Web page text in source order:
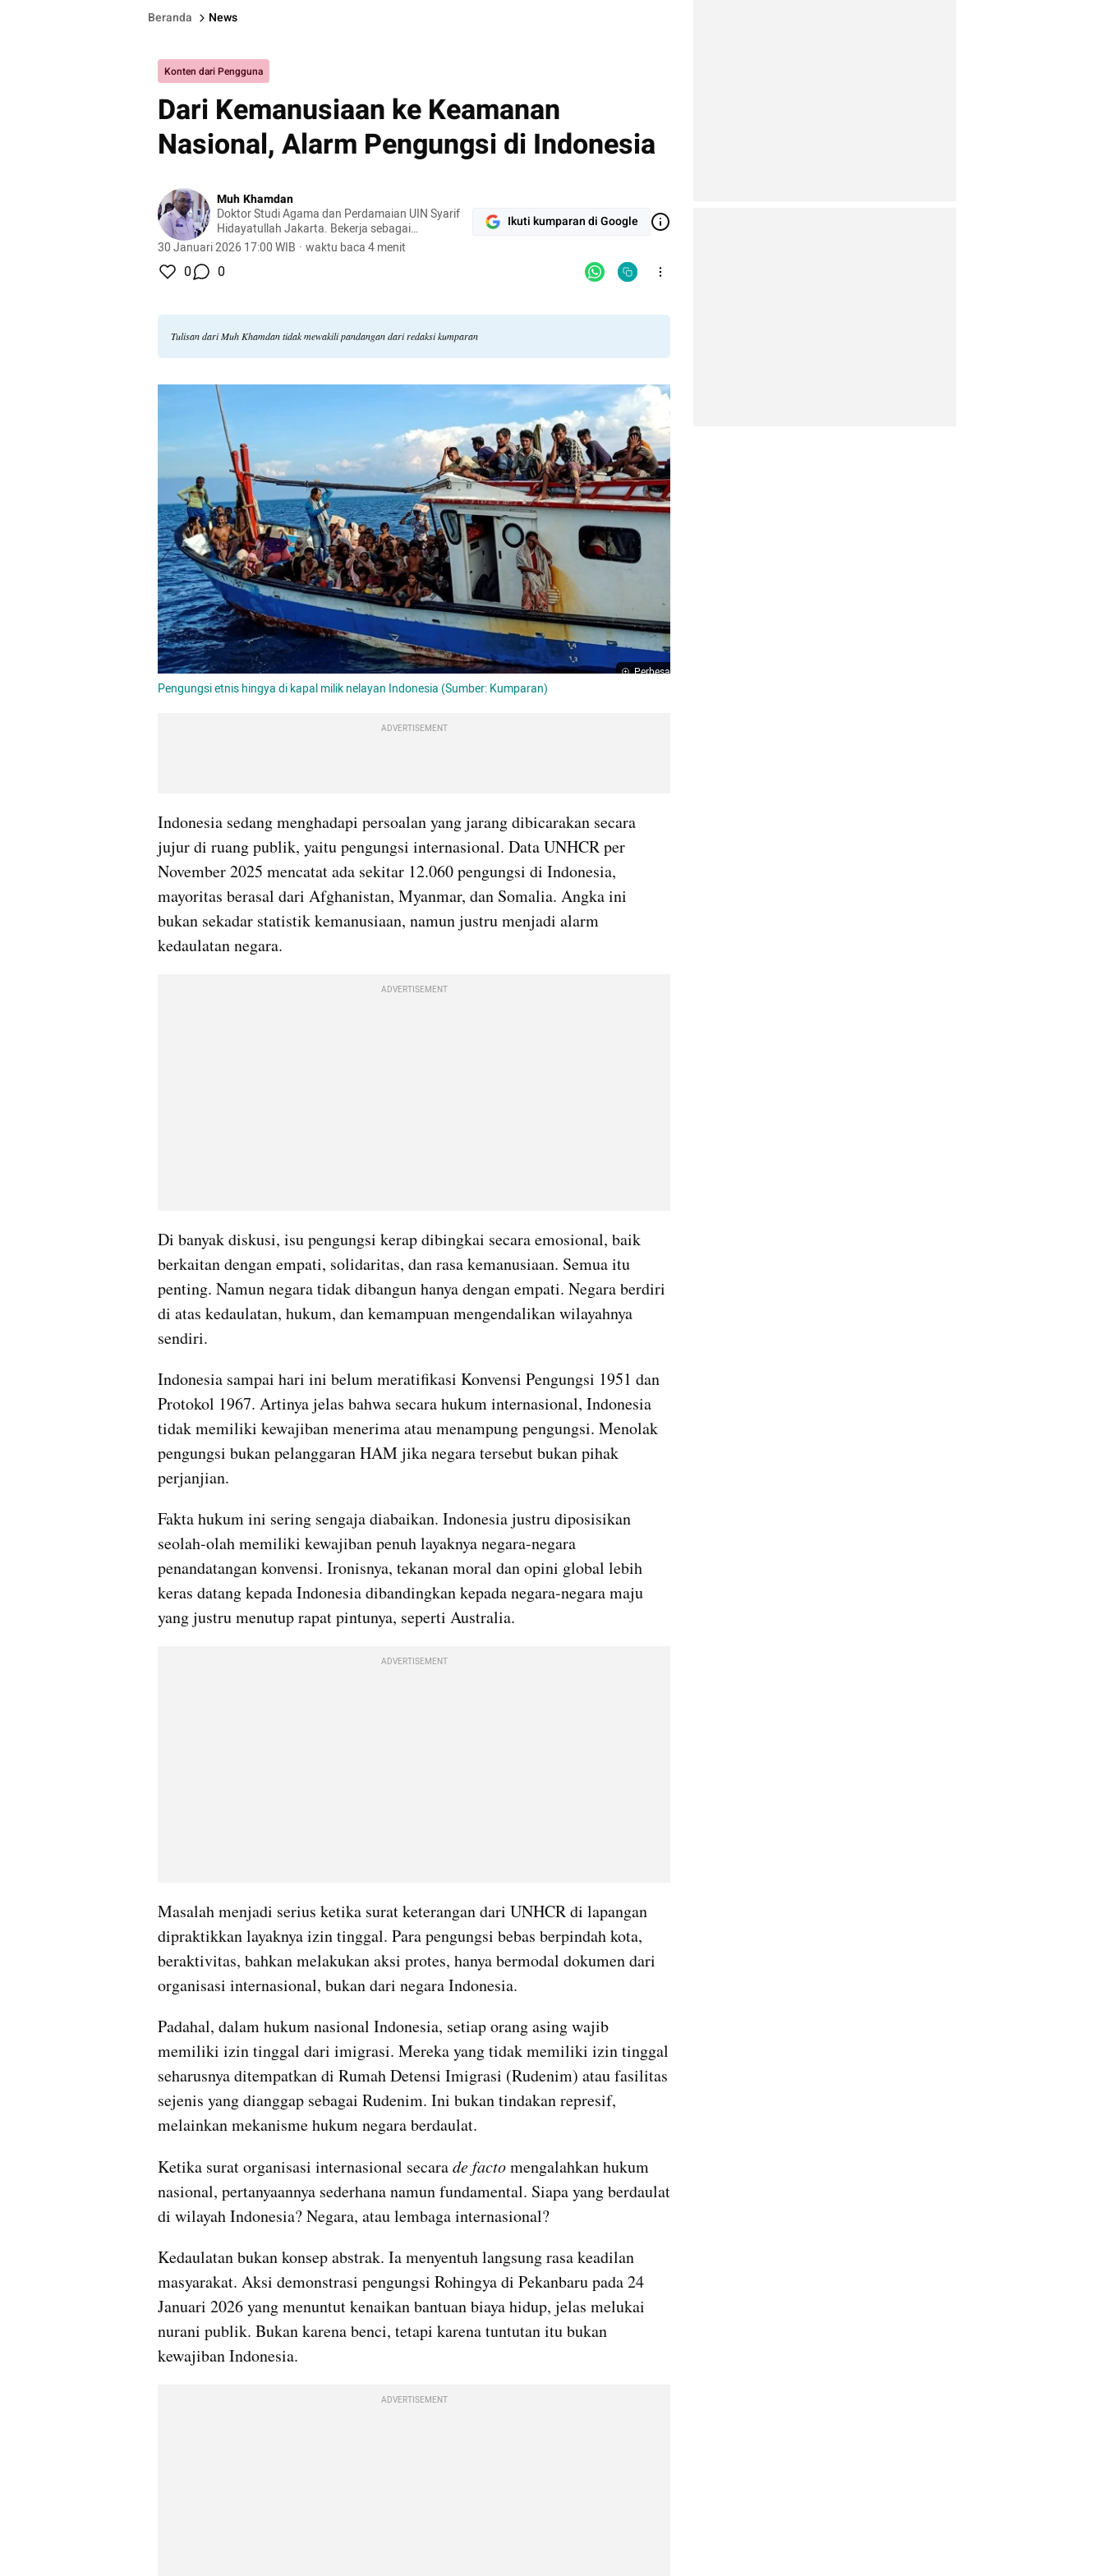
Beranda News
Konten dari Pengguna
Dari Kemanusiaan ke Keamanan
Nasional, Alarm Pengungsi di Indonesia
Muh Khamdan
Doktor Studi Agama dan Perdamaian UIN Syarif
Hidayatullah Jakarta. Bekerja sebagai
Widyaiswara Balai Pelatihan Hukum (Bapelkum)
30 Januari 2026 17:00 WIB · waktu baca 4 menit
Ikuti kumparan di Google
0 0
Tulisan dari Muh Khamdan tidak mewakili pandangan dari redaksi kumparan
Perbesar
Pengungsi etnis hingya di kapal milik nelayan Indonesia (Sumber: Kumparan)
ADVERTISEMENT
Indonesia sedang menghadapi persoalan yang jarang dibicarakan secara
jujur di ruang publik, yaitu pengungsi internasional. Data UNHCR per
November 2025 mencatat ada sekitar 12.060 pengungsi di Indonesia,
mayoritas berasal dari Afghanistan, Myanmar, dan Somalia. Angka ini
bukan sekadar statistik kemanusiaan, namun justru menjadi alarm
kedaulatan negara.
ADVERTISEMENT
Di banyak diskusi, isu pengungsi kerap dibingkai secara emosional, baik
berkaitan dengan empati, solidaritas, dan rasa kemanusiaan. Semua itu
penting. Namun negara tidak dibangun hanya dengan empati. Negara berdiri
di atas kedaulatan, hukum, dan kemampuan mengendalikan wilayahnya
sendiri.
Indonesia sampai hari ini belum meratifikasi Konvensi Pengungsi 1951 dan
Protokol 1967. Artinya jelas bahwa secara hukum internasional, Indonesia
tidak memiliki kewajiban menerima atau menampung pengungsi. Menolak
pengungsi bukan pelanggaran HAM jika negara tersebut bukan pihak
perjanjian.
Fakta hukum ini sering sengaja diabaikan. Indonesia justru diposisikan
seolah-olah memiliki kewajiban penuh layaknya negara-negara
penandatangan konvensi. Ironisnya, tekanan moral dan opini global lebih
keras datang kepada Indonesia dibandingkan kepada negara-negara maju
yang justru menutup rapat pintunya, seperti Australia.
ADVERTISEMENT
Masalah menjadi serius ketika surat keterangan dari UNHCR di lapangan
dipraktikkan layaknya izin tinggal. Para pengungsi bebas berpindah kota,
beraktivitas, bahkan melakukan aksi protes, hanya bermodal dokumen dari
organisasi internasional, bukan dari negara Indonesia.
Padahal, dalam hukum nasional Indonesia, setiap orang asing wajib
memiliki izin tinggal dari imigrasi. Mereka yang tidak memiliki izin tinggal
seharusnya ditempatkan di Rumah Detensi Imigrasi (Rudenim) atau fasilitas
sejenis yang dianggap sebagai Rudenim. Ini bukan tindakan represif,
melainkan mekanisme hukum negara berdaulat.
Ketika surat organisasi internasional secara de facto mengalahkan hukum
nasional, pertanyaannya sederhana namun fundamental. Siapa yang berdaulat
di wilayah Indonesia? Negara, atau lembaga internasional?
Kedaulatan bukan konsep abstrak. Ia menyentuh langsung rasa keadilan
masyarakat. Aksi demonstrasi pengungsi Rohingya di Pekanbaru pada 24
Januari 2026 yang menuntut kenaikan bantuan biaya hidup, jelas melukai
nurani publik. Bukan karena benci, tetapi karena tuntutan itu bukan
kewajiban Indonesia.
ADVERTISEMENT